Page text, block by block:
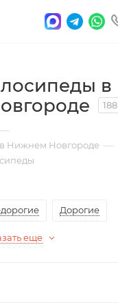
в
188
—
Нижнем Новгороде —
Дорогие
еще